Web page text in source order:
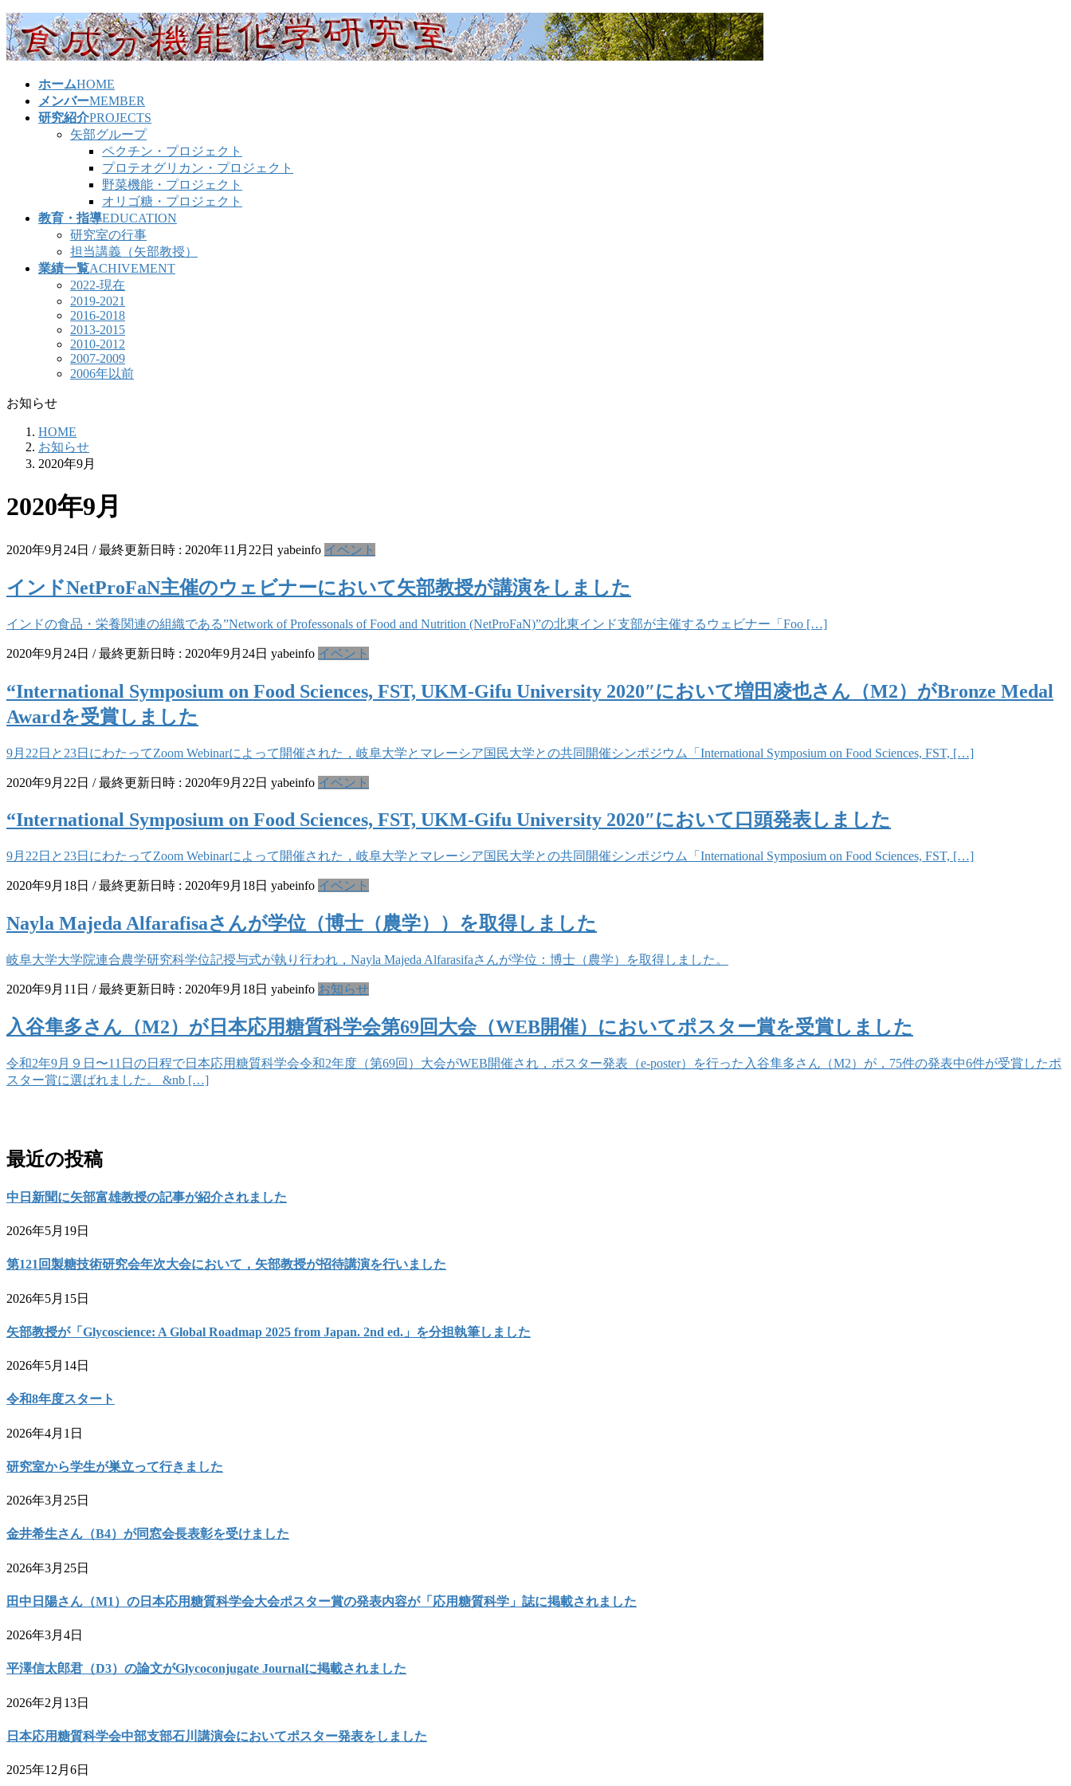
コ
ン
テ
ナ
ビ
ゲ
ホームHOME
メンバーMEMBER
研究紹介PROJECTS
矢部グループ
ペクチン・プロジェクト
プロテオグリカン・プロジェクト
野菜機能・プロジェクト
オリゴ糖・プロジェクト
教育・指導EDUCATION
研究室の行事
担当講義（矢部教授）
業績一覧ACHIVEMENT
2022-現在
2019-2021
2016-2018
2013-2015
2010-2012
2007-2009
2006年以前
お知らせ
HOME
お知らせ
2020年9月
2020年9月
2020年9月24日 / 最終更新日時 : 2020年11月22日 yabeinfo イベント
インドNetProFaN主催のウェビナーにおいて矢部教授が講演をしました
インドの食品・栄養関連の組織である”Network of Professonals of Food and Nutrition (NetProFaN)”の北東インド支部が主催するウェビナー「Foo […]
2020年9月24日 / 最終更新日時 : 2020年9月24日 yabeinfo イベント
“International Symposium on Food Sciences, FST, UKM-Gifu University 2020″において増田凌也さん（M2）がBronze Medal
Awardを受賞しました
9月22日と23日にわたってZoom Webinarによって開催された，岐阜大学とマレーシア国民大学との共同開催シンポジウム「International Symposium on Food Sciences, FST, […]
2020年9月22日 / 最終更新日時 : 2020年9月22日 yabeinfo イベント
“International Symposium on Food Sciences, FST, UKM-Gifu University 2020″において口頭発表しました
9月22日と23日にわたってZoom Webinarによって開催された，岐阜大学とマレーシア国民大学との共同開催シンポジウム「International Symposium on Food Sciences, FST, […]
2020年9月18日 / 最終更新日時 : 2020年9月18日 yabeinfo イベント
Nayla Majeda Alfarafisaさんが学位（博士（農学））を取得しました
岐阜大学大学院連合農学研究科学位記授与式が執り行われ，Nayla Majeda Alfarasifaさんが学位：博士（農学）を取得しました。
2020年9月11日 / 最終更新日時 : 2020年9月18日 yabeinfo お知らせ
入谷隼多さん（M2）が日本応用糖質科学会第69回大会（WEB開催）においてポスター賞を受賞しました
令和2年9月９日〜11日の日程で日本応用糖質科学会令和2年度（第69回）大会がWEB開催され，ポスター発表（e-poster）を行った入谷隼多さん（M2）が，75件の発表中6件が受賞したポ
スター賞に選ばれました。 &nb […]
最近の投稿
中日新聞に矢部富雄教授の記事が紹介されました
2026年5月19日
第121回製糖技術研究会年次大会において，矢部教授が招待講演を行いました
2026年5月15日
矢部教授が「Glycoscience: A Global Roadmap 2025 from Japan. 2nd ed.」を分担執筆しました
2026年5月14日
令和8年度スタート
2026年4月1日
研究室から学生が巣立って行きました
2026年3月25日
金井希生さん（B4）が同窓会長表彰を受けました
2026年3月25日
田中日陽さん（M1）の日本応用糖質科学会大会ポスター賞の発表内容が「応用糖質科学」誌に掲載されました
2026年3月4日
平澤信太郎君（D3）の論文がGlycoconjugate Journalに掲載されました
2026年2月13日
日本応用糖質科学会中部支部石川講演会においてポスター発表をしました
2025年12月6日